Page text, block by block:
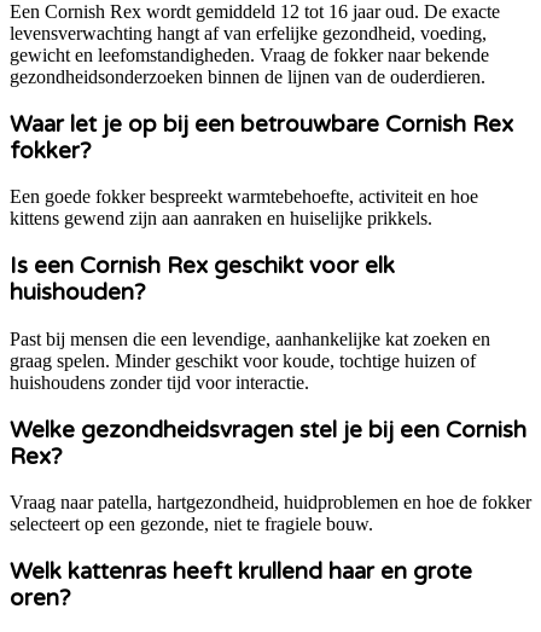
Een Cornish Rex wordt gemiddeld 12 tot 16 jaar oud. De exacte
levensverwachting hangt af van erfelijke gezondheid, voeding,
gewicht en leefomstandigheden. Vraag de fokker naar bekende
gezondheidsonderzoeken binnen de lijnen van de ouderdieren.
Waar let je op bij een betrouwbare Cornish Rex
fokker?
Een goede fokker bespreekt warmtebehoefte, activiteit en hoe
kittens gewend zijn aan aanraken en huiselijke prikkels.
Is een Cornish Rex geschikt voor elk
huishouden?
Past bij mensen die een levendige, aanhankelijke kat zoeken en
graag spelen. Minder geschikt voor koude, tochtige huizen of
huishoudens zonder tijd voor interactie.
Welke gezondheidsvragen stel je bij een Cornish
Rex?
Vraag naar patella, hartgezondheid, huidproblemen en hoe de fokker
selecteert op een gezonde, niet te fragiele bouw.
Welk kattenras heeft krullend haar en grote
oren?